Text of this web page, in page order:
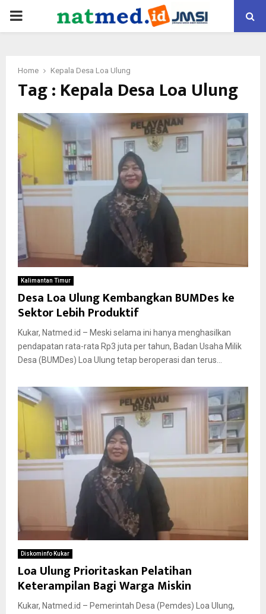
PRIMARY
Home Kepala Desa Loa Ulung
Tag : Kepala Desa Loa Ulung
Kalimantan Timur
Desa Loa Ulung Kembangkan BUMDes ke
Sektor Lebih Produktif
Kukar, Natmed.id – Meski selama ini hanya menghasilkan
pendapatan rata-rata Rp3 juta per tahun, Badan Usaha Milik
Desa (BUMDes) Loa Ulung tetap beroperasi dan terus...
Diskominfo Kukar
Loa Ulung Prioritaskan Pelatihan
Keterampilan Bagi Warga Miskin
Kukar, Natmed.id – Pemerintah Desa (Pemdes) Loa Ulung,